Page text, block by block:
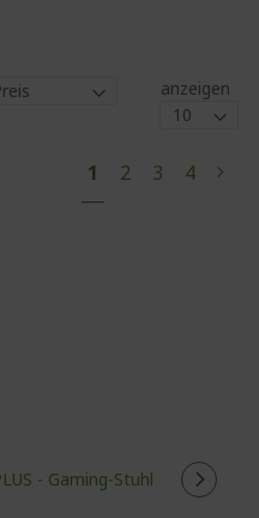
anzeigen
Sie
lesen
1 Seite
2 Seite
3 Seite
4